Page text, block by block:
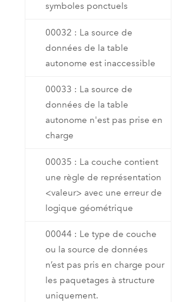
symboles ponctuels
00032 : La source de
données de la table
autonome est inaccessible
00033 : La source de
données de la table
autonome n'est pas prise en
charge
00035 : La couche contient
une règle de représentation
<valeur> avec une erreur de
logique géométrique
00044 : Le type de couche
ou la source de données
n’est pas pris en charge pour
les paquetages à structure
uniquement.